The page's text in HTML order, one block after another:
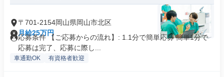
〒701-2154岡山県岡山市北区
月給25万円
応募条件 【ご応募からの流れ】: 1.1分で簡単応募 簡単1分で
応募は完了、応募に際し...
車通勤OK 有資格者歓迎